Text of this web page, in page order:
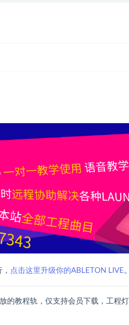
点击这里升级你的ABLETON LIVE。
教程轨，仅支持会员下载，工程灯